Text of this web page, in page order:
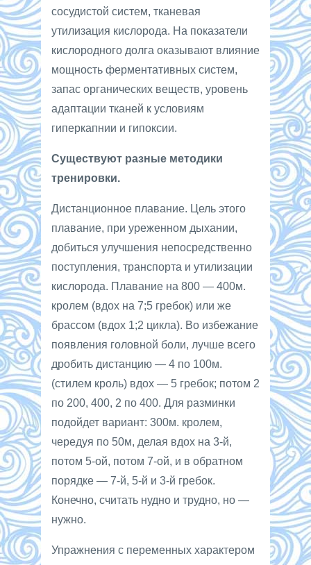
сосудистой систем, тканевая
утилизация кислорода. На показатели
кислородного долга оказывают влияние
мощность ферментативных систем,
запас органических веществ, уровень
адаптации тканей к условиям
гиперкапнии и гипоксии.
Существуют разные методики
тренировки.
Дистанционное плавание. Цель этого
плавание, при уреженном дыхании,
добиться улучшения непосредственно
поступления, транспорта и утилизации
кислорода. Плавание на 800 — 400м.
кролем (вдох на 7;5 гребок) или же
брассом (вдох 1;2 цикла). Во избежание
появления головной боли, лучше всего
дробить дистанцию — 4 по 100м.
(стилем кроль) вдох — 5 гребок; потом 2
по 200, 400, 2 по 400. Для разминки
подойдет вариант: 300м. кролем,
чередуя по 50м, делая вдох на 3-й,
потом 5-ой, потом 7-ой, и в обратном
порядке — 7-й, 5-й и 3-й гребок.
Конечно, считать нудно и трудно, но —
нужно.
Упражнения с переменных характером